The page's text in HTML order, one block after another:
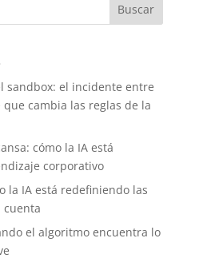
Buscar
sandbox: el incidente entre
que cambia las reglas de la
cómo la IA está
corporativo
la IA está redefiniendo las
cuenta
el algoritmo encuentra lo